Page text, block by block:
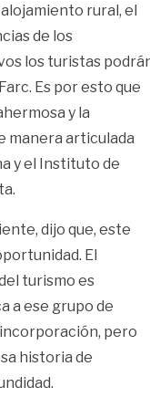
rural, el
de los
los turistas
Es por esto que
y la
manera articulada
y el Instituto de
dijo que, este
El
turismo es
a ese grupo de
pero
historia de